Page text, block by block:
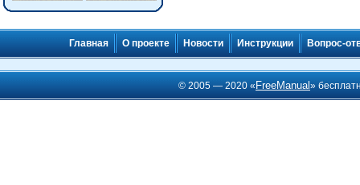
Главная О проекте Новости Инструкции Вопрос-
© 2005 — 2020 « FreeManual»